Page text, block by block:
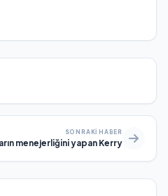
SONRAKI HABER
menejerliğini yapan Kerry